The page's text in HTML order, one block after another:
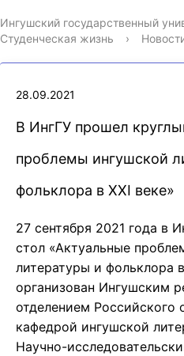
СВЕДЕНИЯ ОБ
ОБРАЗОВАТЕЛЬНОЙ
Ингушский государственный
Студенческая жизнь
›
28.09.2021
В ИнгГУ прошел
проблемы ингушской
фольклора в XXI веке»
27 сентября 2021 года в
стол «Актуальные
литературы и фольклора
организован Ингушским
отделением Российского
кафедрой ингушской
Научно-